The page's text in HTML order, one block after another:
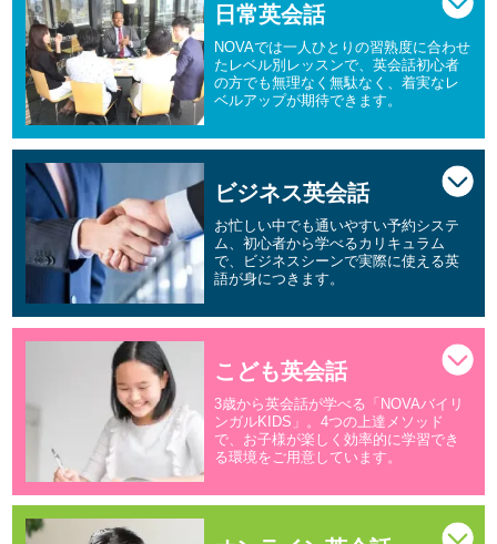
日常英会話
NOVAでは一人ひとりの習熟度に合わせ
たレベル別レッスンで、英会話初心者
の方でも無理なく無駄なく、着実なレ
ベルアップが期待できます。
ビジネス英会話
お忙しい中でも通いやすい予約システ
ム、初心者から学べるカリキュラム
で、ビジネスシーンで実際に使える英
語が身につきます。
こども英会話
3歳から英会話が学べる「NOVAバイリ
ンガルKIDS」。4つの上達メソッド
で、お子様が楽しく効率的に学習でき
る環境をご用意しています。